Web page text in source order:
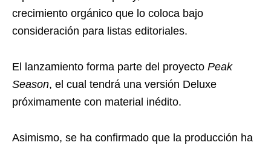
crecimiento orgánico que lo coloca bajo
consideración para listas editoriales.
El lanzamiento forma parte del proyecto Peak
Season, el cual tendrá una versión Deluxe
próximamente con material inédito.
Asimismo, se ha confirmado que la producción ha